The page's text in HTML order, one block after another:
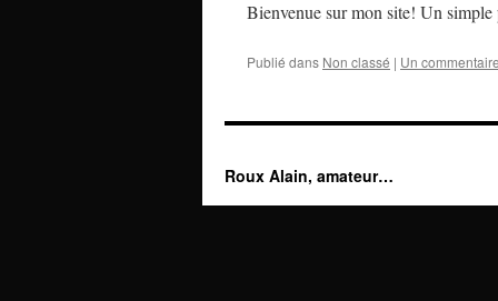
Bienvenue sur mon site! Un simple
Publié dans Non classé | Un commentaire
Roux Alain, amateur…